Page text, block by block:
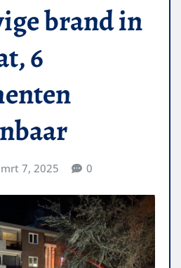
brand in
6
mrt 7, 2025 0